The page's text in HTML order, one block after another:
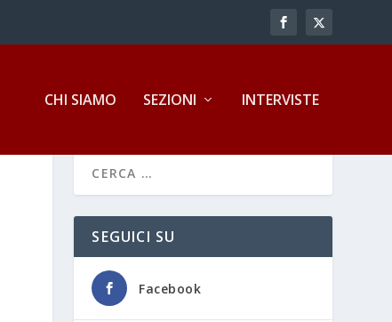
CHI SIAMO SEZIONI INTERVISTE
SEGUICI SU
Facebook